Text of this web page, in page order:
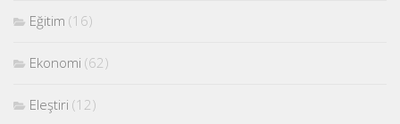
Eğitim (16)
Ekonomi (62)
Eleştiri (12)